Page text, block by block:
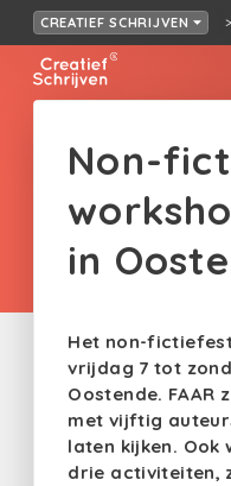
CREATIEF SCHRIJVEN
Non-
in
Het non-
vrijdag 7 tot
Oostende. FAAR
met vijftig
laten kijken. Ook
drie activiteiten,